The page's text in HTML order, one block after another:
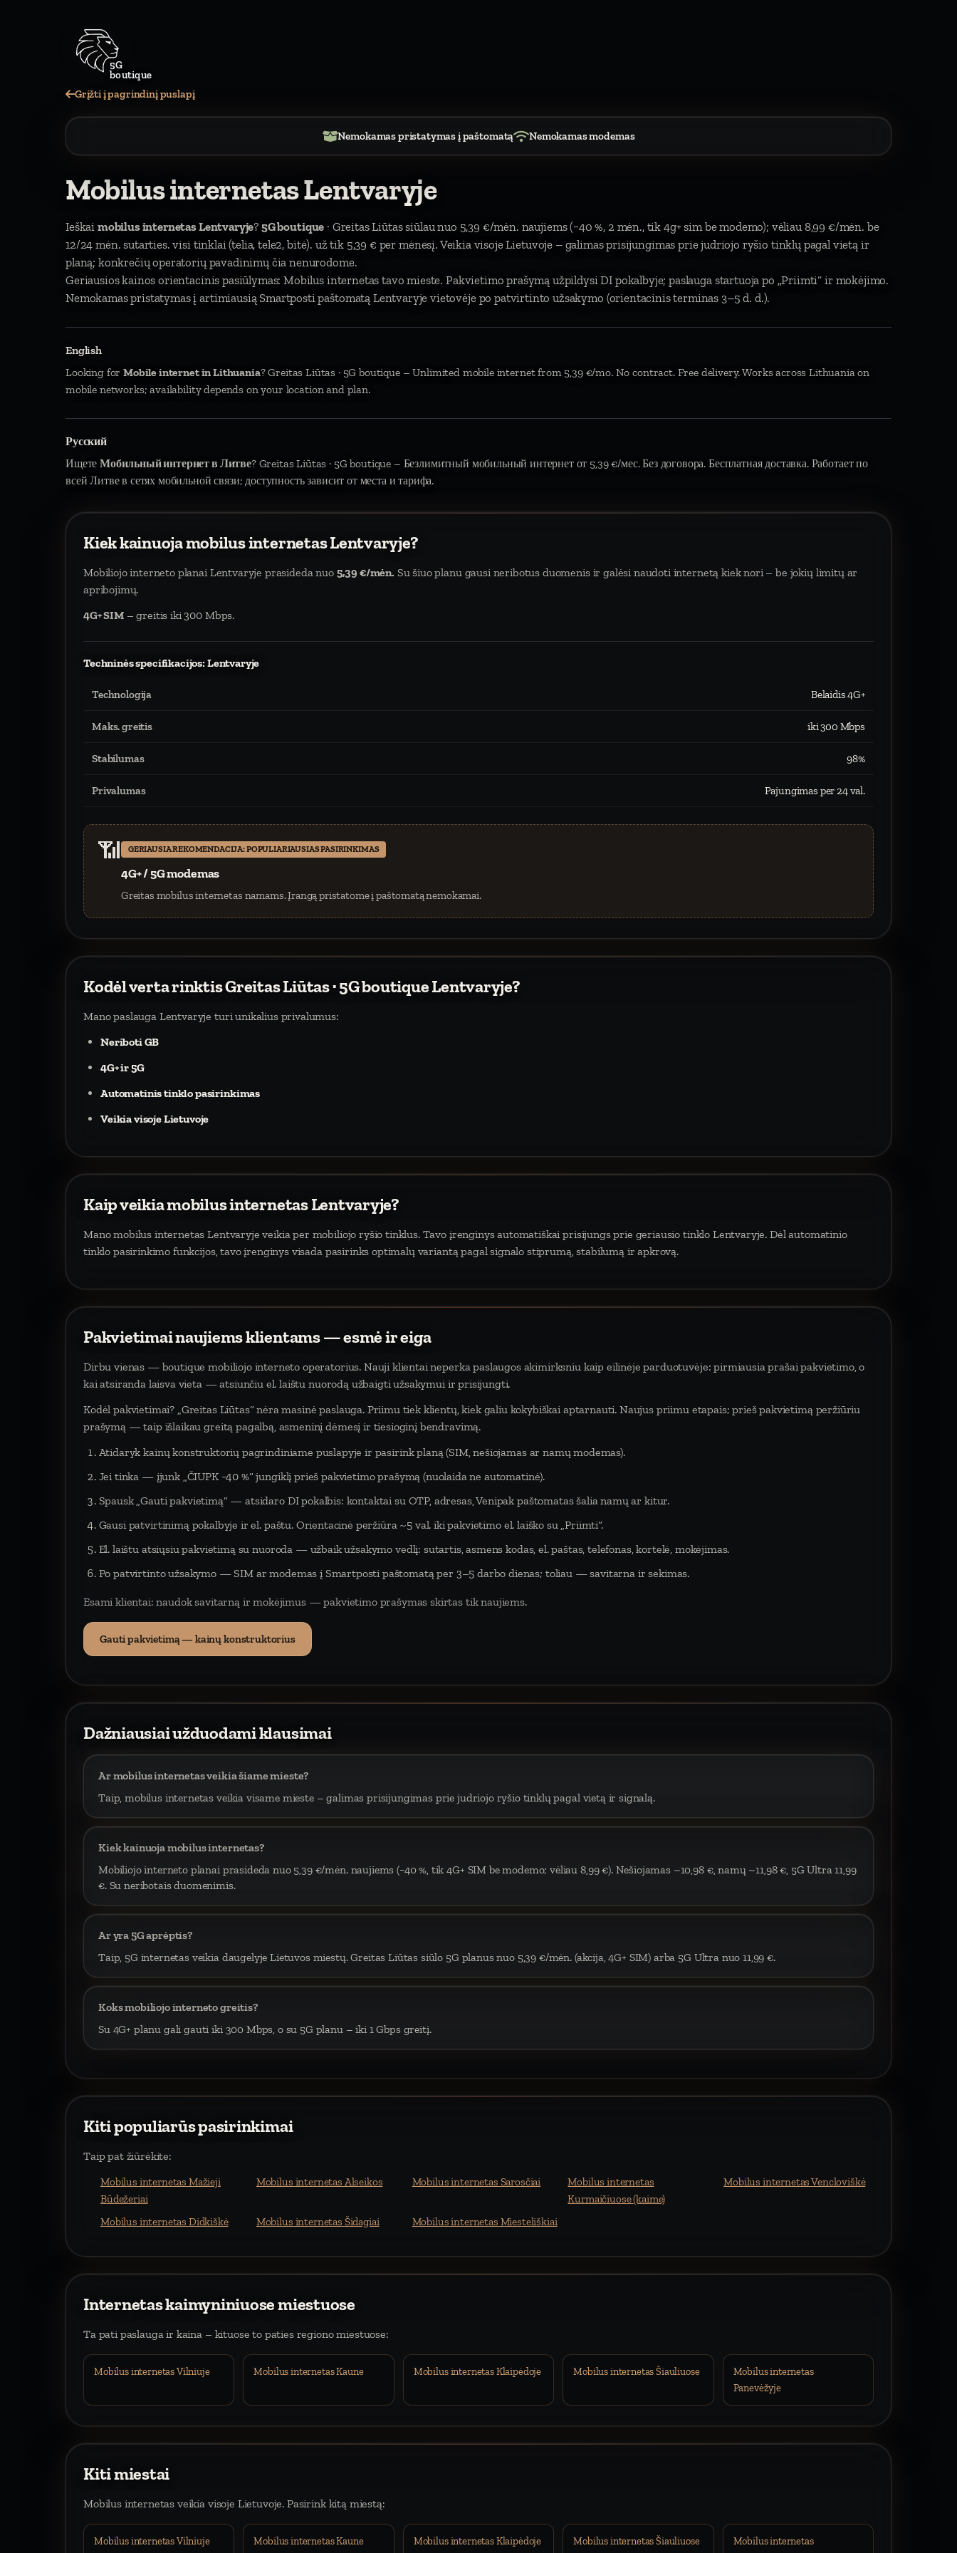
5G
boutique
Grįžti į pagrindinį puslapį
Nemokamas pristatymas į paštomatą Nemokamas modemas
Mobilus internetas Lentvaryje
Ieškai mobilus internetas Lentvaryje? 5G boutique · Greitas Liūtas siūlau nuo 5,39 €/mėn. naujiems (−40 %, 2 mėn., tik 4g+ sim be modemo); vėliau 8,99 €/mėn. be
12/24 mėn. sutarties. visi tinklai (telia, tele2, bitė). už tik 5,39 € per mėnesį. Veikia visoje Lietuvoje – galimas prisijungimas prie judriojo ryšio tinklų pagal vietą ir
planą; konkrečių operatorių pavadinimų čia nenurodome.
Geriausios kainos orientacinis pasiūlymas: Mobilus internetas tavo mieste. Pakvietimo prašymą užpildysi DI pokalbyje; paslauga startuoja po „Priimti“ ir mokėjimo.
Nemokamas pristatymas į artimiausią Smartposti paštomatą Lentvaryje vietovėje po patvirtinto užsakymo (orientacinis terminas 3–5 d. d.).
English
Looking forMobile internet in Lithuania? Greitas Liūtas · 5G boutique – Unlimited mobile internet from 5,39 €/mo. No contract. Free delivery. Works across Lithuania on
mobile networks; availability depends on your location and plan.
Русский
ИщетеМобильный интернет в Литве? Greitas Liūtas · 5G boutique – Безлимитный мобильный интернет от 5,39 €/мес. Без договора. Бесплатная доставка. Работает по
всей Литве в сетях мобильной связи; доступность зависит от места и тарифа.
Kiek kainuoja mobilus internetas Lentvaryje?
Mobiliojo interneto planai Lentvaryje prasideda nuo 5,39 €/mėn. Su šiuo planu gausi neribotus duomenis ir galėsi naudoti internetą kiek nori – be jokių limitų ar
apribojimų.
4G+ SIM– greitis iki 300 Mbps.
Techninės specifikacijos: Lentvaryje
Technologija Belaidis 4G+
Maks. greitis iki 300 Mbps
Stabilumas 98%
Privalumas Pajungimas per 24 val.
📶 GERIAUSIA REKOMENDACIJA: POPULIARIAUSIAS PASIRINKIMAS
4G+ / 5G modemas
Greitas mobilus internetas namams. Įrangą pristatome į paštomatą nemokamai.
Kodėl verta rinktis Greitas Liūtas · 5G boutique Lentvaryje?
Mano paslauga Lentvaryje turi unikalius privalumus:
Neriboti GB
4G+ ir 5G
Automatinis tinklo pasirinkimas
Veikia visoje Lietuvoje
Kaip veikia mobilus internetas Lentvaryje?
Mano mobilus internetas Lentvaryje veikia per mobiliojo ryšio tinklus. Tavo įrenginys automatiškai prisijungs prie geriausio tinklo Lentvaryje. Dėl automatinio
tinklo pasirinkimo funkcijos, tavo įrenginys visada pasirinks optimalų variantą pagal signalo stiprumą, stabilumą ir apkrovą.
Pakvietimai naujiems klientams — esmė ir eiga
Dirbu vienas — boutique mobiliojo interneto operatorius. Nauji klientai neperka paslaugos akimirksniu kaip eilinėje parduotuvėje: pirmiausia prašai pakvietimo, o
kai atsiranda laisva vieta — atsiunčiu el. laištu nuorodą užbaigti užsakymui ir prisijungti.
Kodėl pakvietimai? „Greitas Liūtas“ nėra masinė paslauga. Priimu tiek klientų, kiek galiu kokybiškai aptarnauti. Naujus priimu etapais; prieš pakvietimą peržiūriu
prašymą — taip išlaikau greitą pagalbą, asmeninį dėmesį ir tiesioginį bendravimą.
Atidaryk kainų konstruktorių pagrindiniame puslapyje ir pasirink planą (SIM, nešiojamas ar namų modemas).
Jei tinka — įjunk „ČIUPK −40 %“ jungiklį prieš pakvietimo prašymą (nuolaida ne automatinė).
Spausk „Gauti pakvietimą“ — atsidaro DI pokalbis: kontaktai su OTP, adresas, Venipak paštomatas šalia namų ar kitur.
Gausi patvirtinimą pokalbyje ir el. paštu. Orientacinė peržiūra ~5 val. iki pakvietimo el. laiško su „Priimti“.
El. laištu atsiųsiu pakvietimą su nuoroda — užbaik užsakymo vedlį: sutartis, asmens kodas, el. paštas, telefonas, kortelė, mokėjimas.
Po patvirtinto užsakymo — SIM ar modemas į Smartposti paštomatą per 3–5 darbo dienas; toliau — savitarna ir sekimas.
Esami klientai: naudok savitarną ir mokėjimus — pakvietimo prašymas skirtas tik naujiems.
Gauti pakvietimą — kainų konstruktorius
Dažniausiai užduodami klausimai
Ar mobilus internetas veikia šiame mieste?
Taip, mobilus internetas veikia visame mieste – galimas prisijungimas prie judriojo ryšio tinklų pagal vietą ir signalą.
Kiek kainuoja mobilus internetas?
Mobiliojo interneto planai prasideda nuo 5,39 €/mėn. naujiems (−40 %, tik 4G+ SIM be modemo; vėliau 8,99 €). Nešiojamas ~10,98 €, namų ~11,98 €, 5G Ultra 11,99
€. Su neribotais duomenimis.
Ar yra 5G aprėptis?
Taip, 5G internetas veikia daugelyje Lietuvos miestų. Greitas Liūtas siūlo 5G planus nuo 5,39 €/mėn. (akcija, 4G+ SIM) arba 5G Ultra nuo 11,99 €.
Koks mobiliojo interneto greitis?
Su 4G+ planu gali gauti iki 300 Mbps, o su 5G planu – iki 1 Gbps greitį.
Kiti populiarūs pasirinkimai
Taip pat žiūrėkite:
Mobilus internetas Mažieji
Būdežeriai
Mobilus internetas Alseikos Mobilus internetas Sarosčiai
Mobilus internetas
Kurmaičiuose (kaime)
Mobilus internetas Vencloviškė
Mobilus internetas Didkiškė Mobilus internetas Šidagiai Mobilus internetas Miesteliškiai
Internetas kaimyniniuose miestuose
Ta pati paslauga ir kaina – kituose to paties regiono miestuose:
Mobilus internetas Vilniuje Mobilus internetas Kaune Mobilus internetas Klaipėdoje Mobilus internetas Šiauliuose
Mobilus internetas
Panevėžyje
Kiti miestai
Mobilus internetas veikia visoje Lietuvoje. Pasirink kitą miestą:
Mobilus internetas Vilniuje Mobilus internetas Kaune Mobilus internetas Klaipėdoje Mobilus internetas Šiauliuose
Mobilus internetas